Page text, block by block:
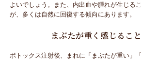
よいでしょう。また、内出血や腫れが生じる
が、多くは自然に回復する傾向にあります。
まぶたが重く感じるこ
ボトックス注射後、まれに「まぶたが重い」